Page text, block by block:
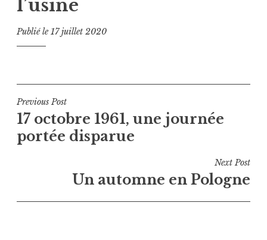
l’usine
Publié le17 juillet 2020
Navigation
de
l’article
Previous Post
17 octobre 1961, une journée
portée disparue
Next Post
Un automne en Pologne